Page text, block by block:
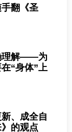
翻《圣
理解——为
“身体”上
、成全自
的观点